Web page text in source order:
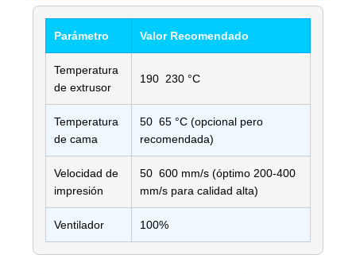
Parámetro Valor Recomendado
Temperatura
de extrusor
190  230 °C
Temperatura
de cama
50  65 °C (opcional pero
recomendada)
Velocidad de
impresión
50  600 mm/s (óptimo 200-400
mm/s para calidad alta)
Ventilador 100%